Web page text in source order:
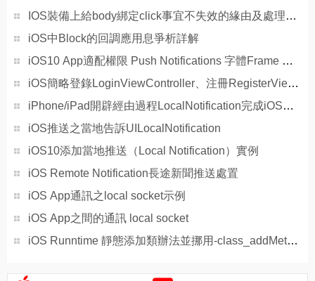
IOS裝備上給body綁定click事宜不失效的緣由及處理方法
iOS中Block的回調應用息爭析詳解
iOS10 App適配權限 Push Notifications 字體Frame 碰到的成績
iOS簡略登錄LoginViewController、注冊RegisterViewController等功效完成辦法
iPhone/iPad開辟經由過程LocalNotification完成iOS准時當地推送功效
iOS推送之當地告訴UILocalNotification
iOS10添加當地推送（Local Notification）實例
iOS Remote Notification長途新聞推送處置
iOS App通訊之local socket示例
iOS App之間的通訊 local socket
iOS Runntime 靜態添加類辦法並挪用-class_addMethod